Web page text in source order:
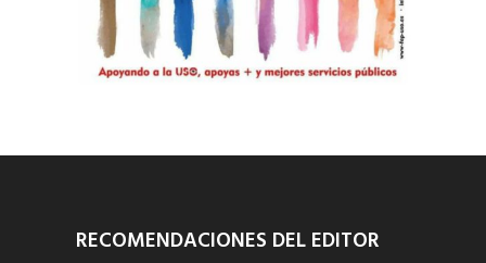
RECOMENDACIONES DEL EDITOR